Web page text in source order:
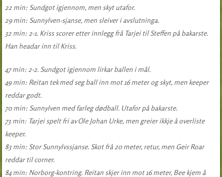
22 min: Sundgot igjennom, men skyt utafor.
29 min: Sunnylven-sjanse, men sleiver i avslutninga.
32 min: 2-1. Kriss scorer etter innlegg frå Tarjei til Steffen på bakarste.
Han headar inn til Kriss.
47 min: 2-2. Sundgot igjennom lirkar ballen i mål.
49 min: Reitan tek med seg ball inn mot 16 meter og skyt, men keeper
reddar godt.
70 min: Sunnylven med farleg dødball. Utafor på bakarste.
73 min: Tarjei spelt fri av Ole Johan Urke, men greier ikkje å overliste
keeper.
83 min: Stor Sunnylvssjanse. Skot frå 20 meter, retur, men Geir Roar
reddar til corner.
84 min: Norborg-kontring. Reitan skjer inn mot 16 meter, Bee kjem å